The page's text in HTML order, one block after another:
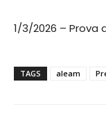
1/3/2026 –
TAGS aleam